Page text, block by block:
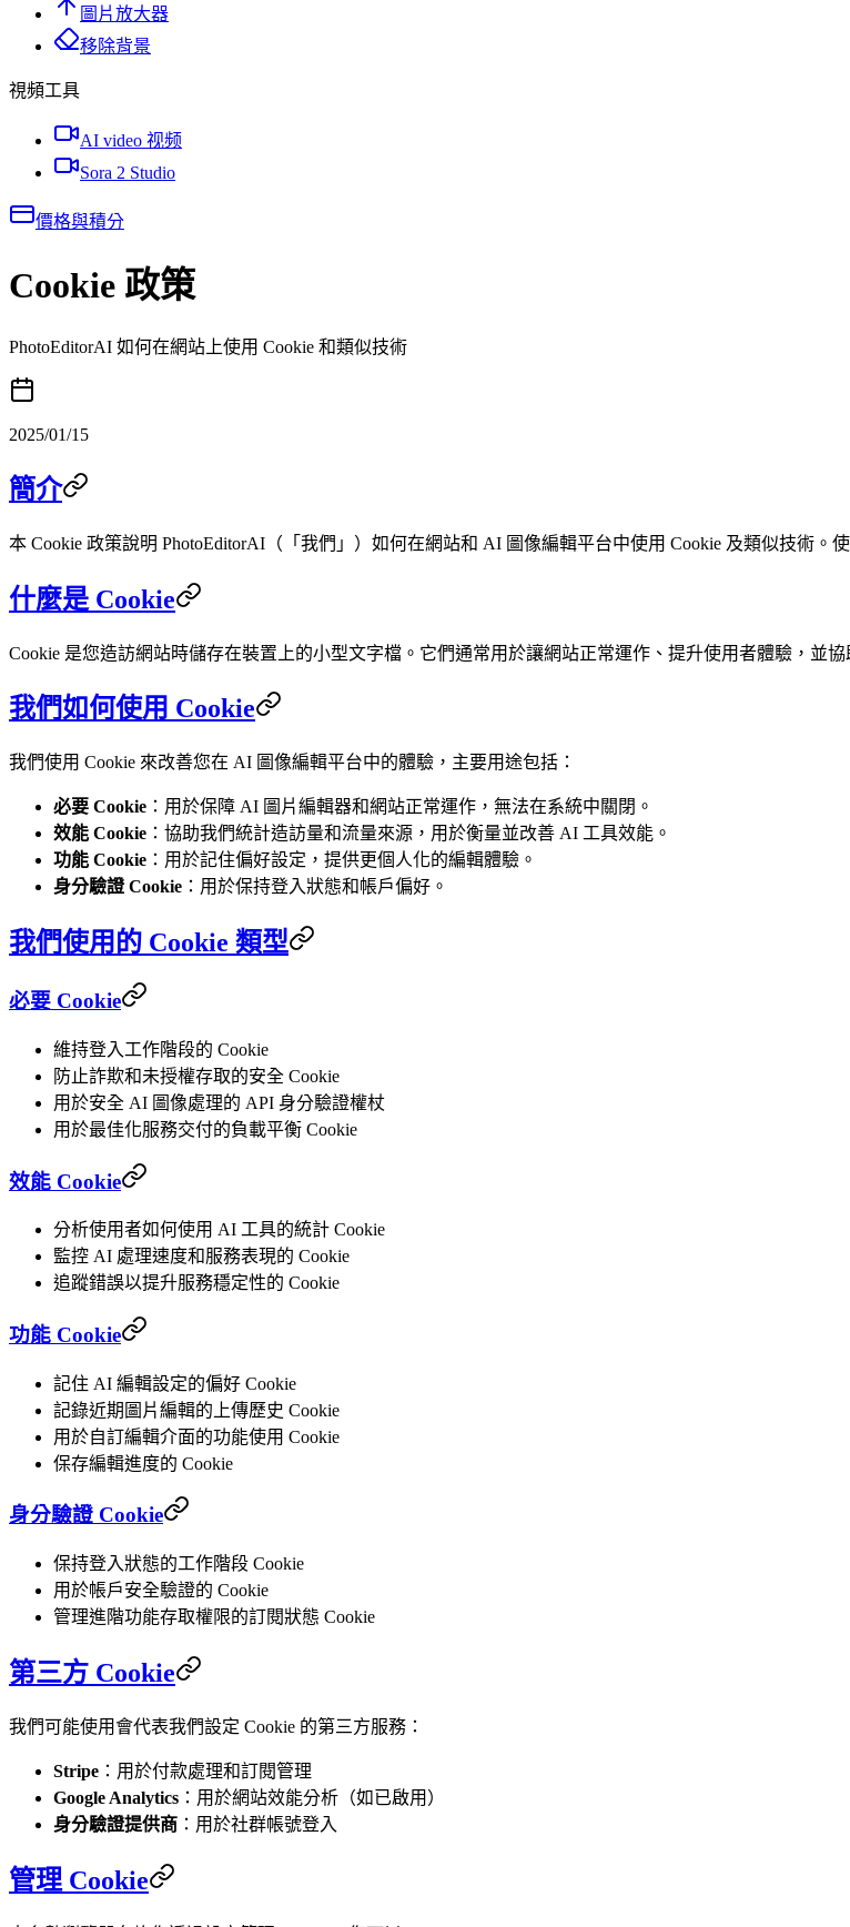
圖片放大器
移除背景
視頻工具
AI video 视频
Sora 2 Studio
價格與積分
Cookie 政策
PhotoEditorAI 如何在網站上使用 Cookie 和類似技術
2025/01/15
簡介
本 Cookie 政策說明 PhotoEditorAI（「我們」）如何在網站和 AI 圖像編輯平台中使用 Cookie 及類似技術。
什麼是 Cookie
Cookie 是您造訪網站時儲存在裝置上的小型文字檔。它們通常用於讓網站正常運作、提升使用者體驗，並
我們如何使用 Cookie
我們使用 Cookie 來改善您在 AI 圖像編輯平台中的體驗，主要用途包括：
必要 Cookie ：用於保障 AI 圖片編輯器和網站正常運作，無法在系統中關閉。
效能 Cookie ：協助我們統計造訪量和流量來源，用於衡量並改善 AI 工具效能。
功能 Cookie ：用於記住偏好設定，提供更個人化的編輯體驗。
身分驗證 Cookie ：用於保持登入狀態和帳戶偏好。
我們使用的 Cookie 類型
必要 Cookie
維持登入工作階段的 Cookie
防止詐欺和未授權存取的安全 Cookie
用於安全 AI 圖像處理的 API 身分驗證權杖
用於最佳化服務交付的負載平衡 Cookie
效能 Cookie
分析使用者如何使用 AI 工具的統計 Cookie
監控 AI 處理速度和服務表現的 Cookie
追蹤錯誤以提升服務穩定性的 Cookie
功能 Cookie
記住 AI 編輯設定的偏好 Cookie
記錄近期圖片編輯的上傳歷史 Cookie
用於自訂編輯介面的功能使用 Cookie
保存編輯進度的 Cookie
身分驗證 Cookie
保持登入狀態的工作階段 Cookie
用於帳戶安全驗證的 Cookie
管理進階功能存取權限的訂閱狀態 Cookie
第三方 Cookie
我們可能使用會代表我們設定 Cookie 的第三方服務：
Stripe ：用於付款處理和訂閱管理
Google Analytics ：用於網站效能分析（如已啟用）
身分驗證提供商 ：用於社群帳號登入
管理 Cookie